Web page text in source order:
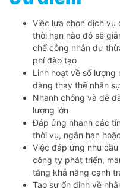
Việc lựa chọn dịch vụ
thời hạn nào đó sẽ
chế công nhân dư
phí đào tạo
Linh hoạt về số
dàng thay thế nhân
Nhanh chóng và dễ
lượng lớn
Đáp ứng nhanh các
thời vụ, ngắn hạn
Việc đáp ứng nhu
công ty phát triển,
tăng khả năng cạnh
Tạo sự ổn định về